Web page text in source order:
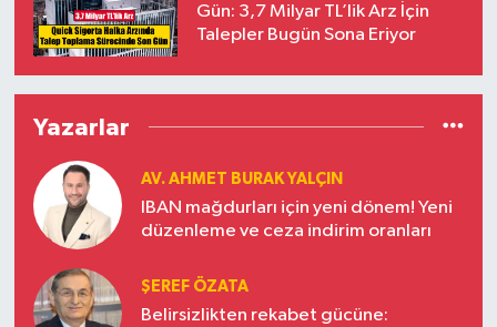
Gün: 3,7 Milyar TL’lik Arz İçin
Talepler Bugün Sona Eriyor
Yazarlar
AV. AHMET BURAK YALÇIN
IBAN mağdurları için yeni dönem! Yeni
düzenleme ve ceza indirim oranları
ŞEREF ÖZATA
Belirsizlikten rekabet gücüne: